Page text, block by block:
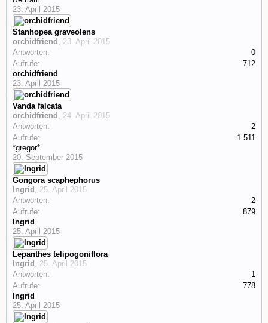
23. April 2015
Stanhopea graveolens
orchidfriend , 23. April 2015
Antworten:
0
Aufrufe:
712
orchidfriend
23. April 2015
Vanda falcata
orchidfriend , 24. April 2015
Antworten:
2
Aufrufe:
1.511
*gregor*
20. September 2015
Gongora scaphephorus
Ingrid , 25. April 2015
Antworten:
2
Aufrufe:
879
Ingrid
25. April 2015
Lepanthes telipogoniflora
Ingrid , 25. April 2015
Antworten:
1
Aufrufe:
778
Ingrid
25. April 2015